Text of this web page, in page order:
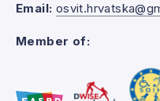
Email:
Member of: